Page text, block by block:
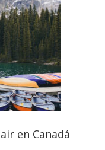
en Canadá